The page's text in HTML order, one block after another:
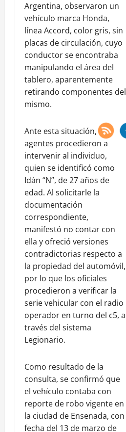
Argentina, observaron un
vehículo marca Honda,
línea Accord, color gris, sin
placas de circulación, cuyo
conductor se encontraba
manipulando el área del
tablero, aparentemente
retirando componentes del
mismo.
Ante esta situación, los
agentes procedieron a
intervenir al individuo,
quien se identificó como
Idán “N”, de 27 años de
edad. Al solicitarle la
documentación
correspondiente,
manifestó no contar con
ella y ofreció versiones
contradictorias respecto a
la propiedad del automóvil,
por lo que los oficiales
procedieron a verificar la
serie vehicular con el radio
operador en turno del c5, a
través del sistema
Legionario.
Como resultado de la
consulta, se confirmó que
el vehículo contaba con
reporte de robo vigente en
la ciudad de Ensenada, con
fecha del 13 de marzo de